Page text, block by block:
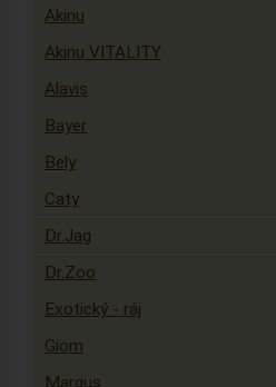
Akinu
Akinu VITALITY
Alavis
Bayer
Bely
Caty
Dr.Jag
Dr.Zoo
Exotický - ráj
Giom
Margus